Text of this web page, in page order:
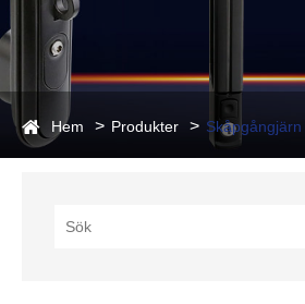
Hem Produkter Skåpgångjärn